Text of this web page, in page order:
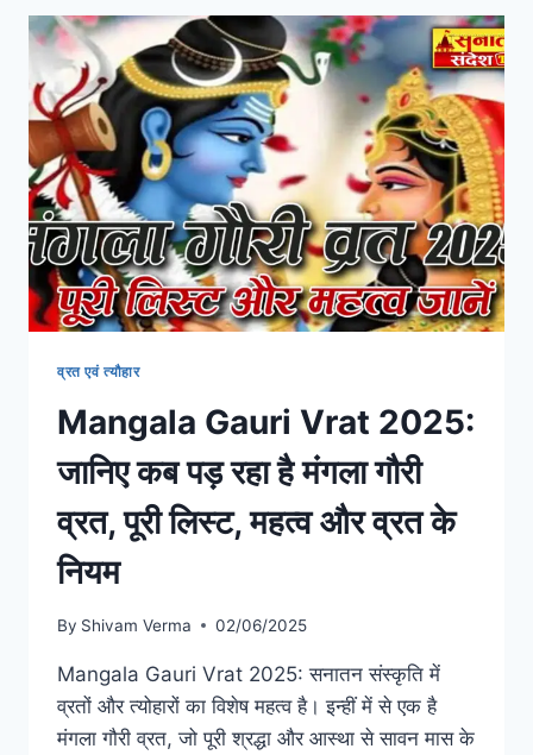
व्रत एवं त्यौहार
Mangala Gauri Vrat 2025:
जानिए कब पड़ रहा है मंगला गौरी
व्रत, पूरी लिस्ट, महत्व और व्रत के
नियम
By Shivam Verma 02/06/2025
Mangala Gauri Vrat 2025: सनातन संस्कृति में
व्रतों और त्योहारों का विशेष महत्व है। इन्हीं में से एक है
मंगला गौरी व्रत, जो पूरी श्रद्धा और आस्था से सावन मास के